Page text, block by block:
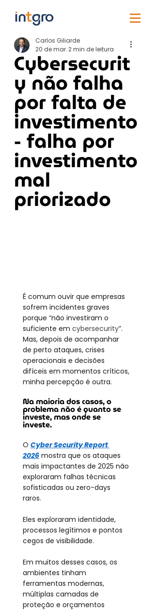
Cybersecurit
y não falha
por falta de
investimento
- falha por
investimento
mal
priorizado
Carlos Giliarde
20 de mar.2 min de leitura
É comum ouvir que empresas
sofrem incidentes graves
porque “não investiram o
suficiente em cybersecurity”.
Mas, depois de acompanhar
de perto ataques, crises
operacionais e decisões
difíceis em momentos críticos,
minha percepção é outra.
Na maioria dos casos, o
problema não é quanto se
investe, mas onde se
investe.
O Cyber Security Report
2026 mostra que os ataques
mais impactantes de 2025 não
exploraram falhas técnicas
sofisticadas ou zero-days
raros.
Eles exploraram identidade,
processos legítimos e pontos
cegos de visibilidade.
Em muitos desses casos, os
ambientes tinham
ferramentas modernas,
múltiplas camadas de
proteção e orçamentos